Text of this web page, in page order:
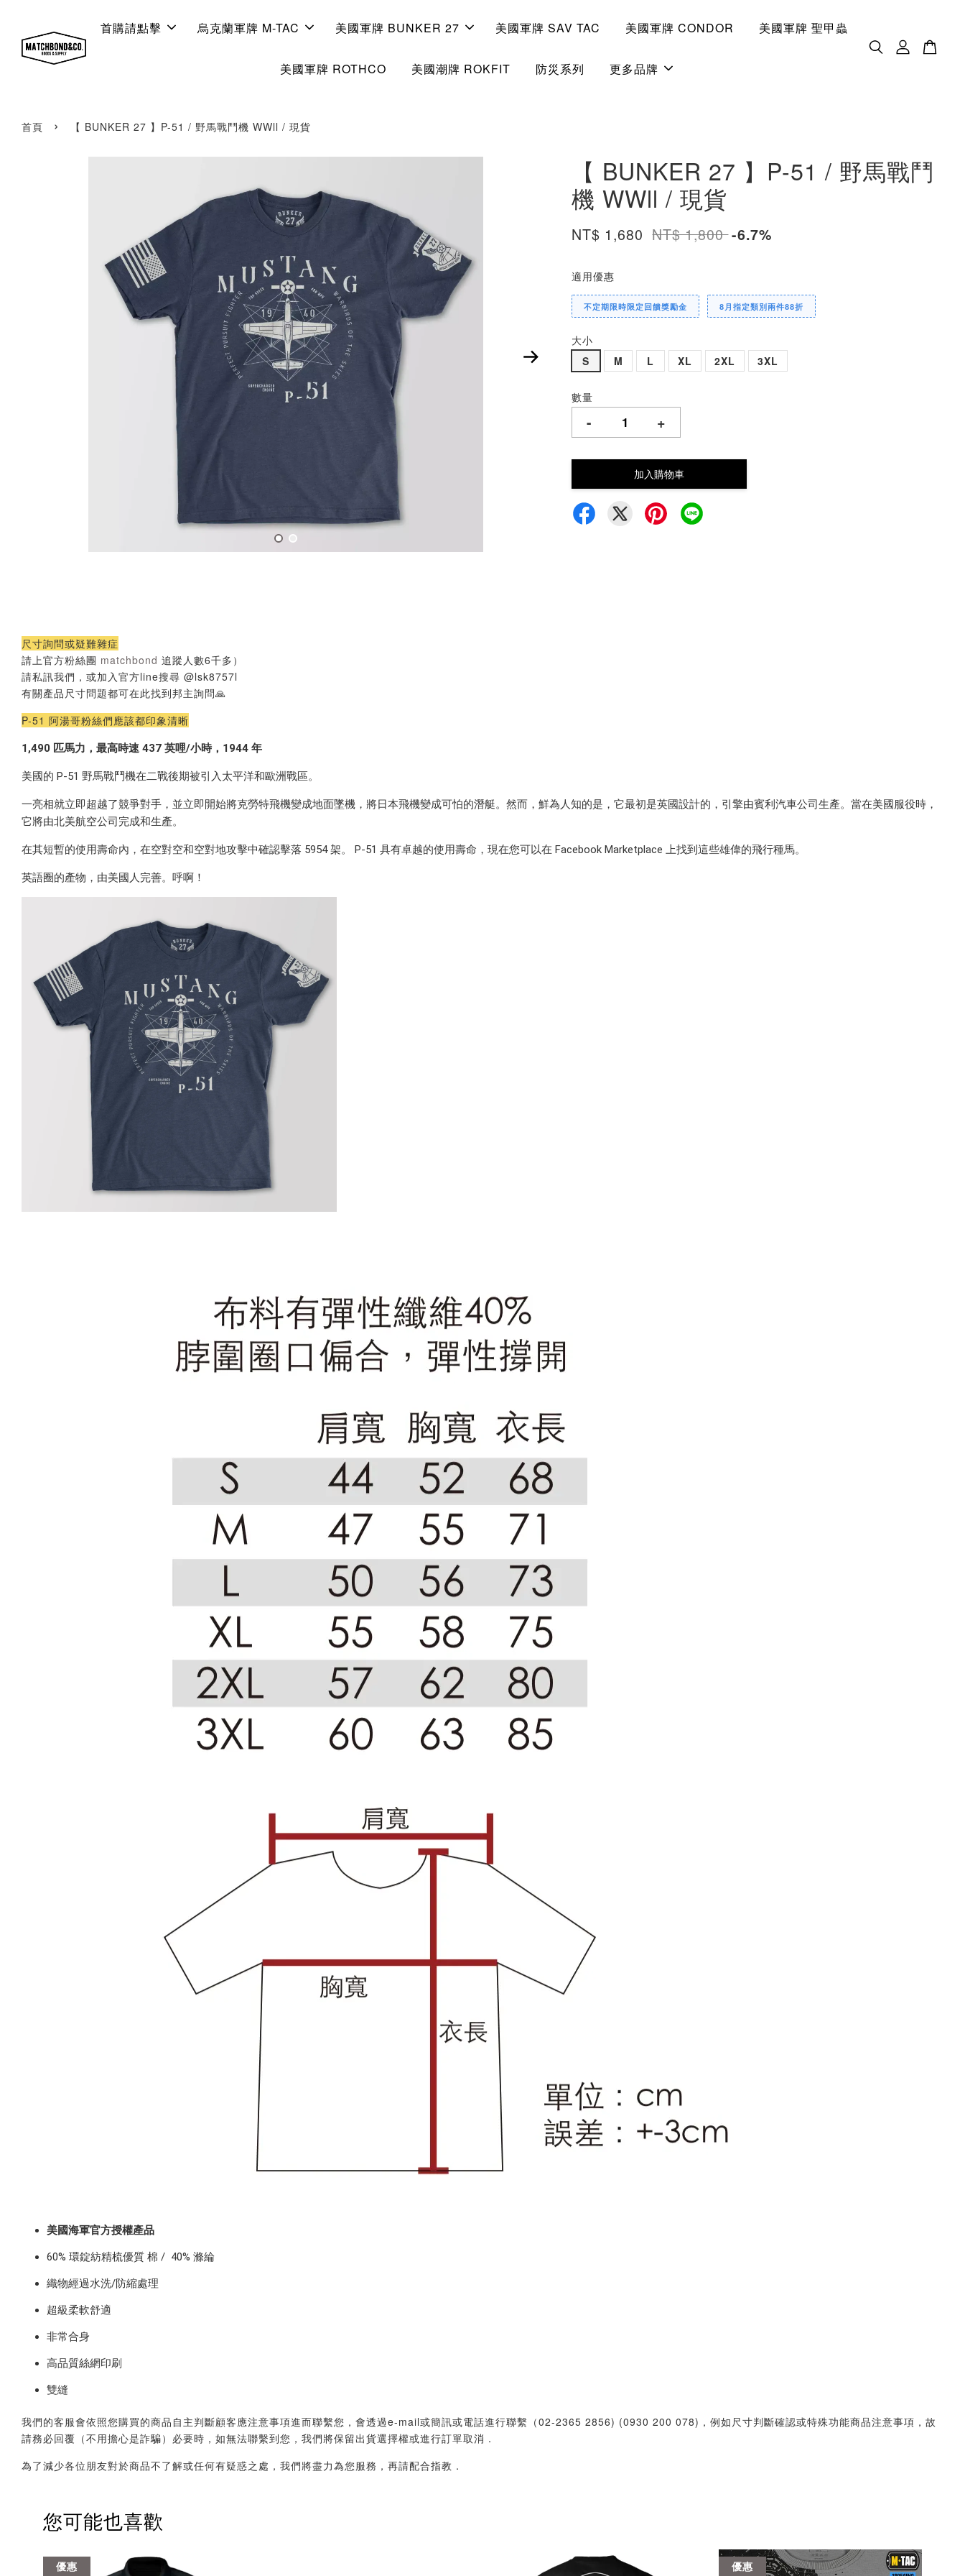
首購請點擊 烏克蘭軍牌 M-TAC 美國軍牌 BUNKER 27 美國軍牌 SAV TAC 美國軍牌 CONDOR 美國軍牌 聖甲蟲
美國軍牌 ROTHCO 美國潮牌 ROKFIT 防災系列 更多品牌
首頁 › 【 BUNKER 27 】P-51 / 野馬戰鬥機 WWll / 現貨
【 BUNKER 27 】P-51 / 野馬戰鬥
機 WWll / 現貨
NT$ 1,680 NT$ 1,800-6.7%
適用優惠
不定期限時限定回饋獎勵金 8月指定類別兩件88折
大小
S
M L XL 2XL 3XL
數量
- +
加入購物車
尺寸詢問或疑難雜症
請上官方粉絲團 matchbond 追蹤人數6千多）
請私訊我們，或加入官方line搜尋 @lsk8757l
有關產品尺寸問題都可在此找到邦主詢問🙏
P-51 阿湯哥粉絲們應該都印象清晰
1,490 匹馬力，最高時速 437 英哩/小時，1944 年
美國的 P-51 野馬戰鬥機在二戰後期被引入太平洋和歐洲戰區。
一亮相就立即超越了競爭對手，並立即開始將克勞特飛機變成地面墜機，將日本飛機變成可怕的潛艇。然而，鮮為人知的是，它最初是英國設計的，引擎由賓利汽車公司生產。當在美國服役時，
它將由北美航空公司完成和生產。
在其短暫的使用壽命內，在空對空和空對地攻擊中確認擊落 5954 架。 P-51 具有卓越的使用壽命，現在您可以在 Facebook Marketplace 上找到這些雄偉的飛行種馬。
英語圈的產物，由美國人完善。呼啊！
美國海軍官方授權產品
60% 環錠紡精梳優質 棉 / 40% 滌綸
織物經過水洗/防縮處理
超級柔軟舒適
非常合身
高品質絲網印刷
雙縫
我們的客服會依照您購買的商品自主判斷顧客應注意事項進而聯繫您，會透過e-mail或簡訊或電話進行聯繫（02-2365 2856) (0930 200 078)，例如尺寸判斷確認或特殊功能商品注意事項，故
請務必回覆（不用擔心是詐騙）必要時，如無法聯繫到您，我們將保留出貨選擇權或進行訂單取消．
為了減少各位朋友對於商品不了解或任何有疑惑之處，我們將盡力為您服務，再請配合指教．
您可能也喜歡
優惠 優惠